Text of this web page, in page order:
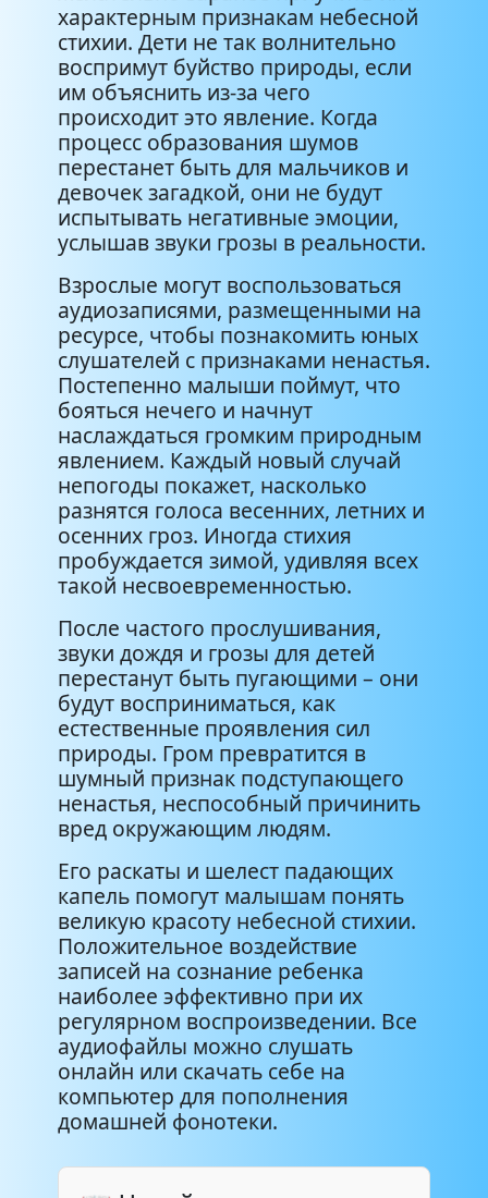
характерным признакам небесной
стихии. Дети не так волнительно
воспримут буйство природы, если
им объяснить из-за чего
происходит это явление. Когда
процесс образования шумов
перестанет быть для мальчиков и
девочек загадкой, они не будут
испытывать негативные эмоции,
услышав звуки грозы в реальности.
Взрослые могут воспользоваться
аудиозаписями, размещенными на
ресурсе, чтобы познакомить юных
слушателей с признаками ненастья.
Постепенно малыши поймут, что
бояться нечего и начнут
наслаждаться громким природным
явлением. Каждый новый случай
непогоды покажет, насколько
разнятся голоса весенних, летних и
осенних гроз. Иногда стихия
пробуждается зимой, удивляя всех
такой несвоевременностью.
После частого прослушивания,
звуки дождя и грозы для детей
перестанут быть пугающими – они
будут восприниматься, как
естественные проявления сил
природы. Гром превратится в
шумный признак подступающего
ненастья, неспособный причинить
вред окружающим людям.
Его раскаты и шелест падающих
капель помогут малышам понять
великую красоту небесной стихии.
Положительное воздействие
записей на сознание ребенка
наиболее эффективно при их
регулярном воспроизведении. Все
аудиофайлы можно слушать
онлайн или скачать себе на
компьютер для пополнения
домашней фонотеки.